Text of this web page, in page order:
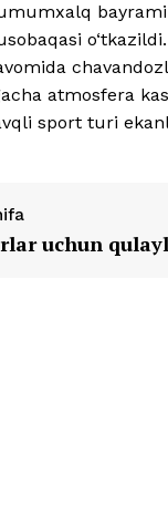
o‘tkazildi.
atmosfera
sport turi
uchun